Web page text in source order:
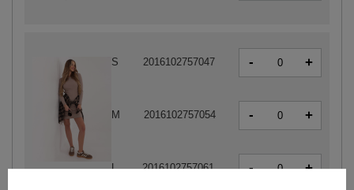
S 2016102757047 - +
M 2016102757054 - +
L 2016102757061 - +